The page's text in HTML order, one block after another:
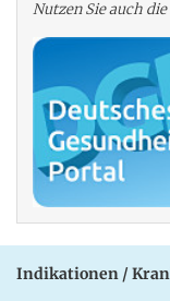
Nutzen Sie auch
Indikationen /